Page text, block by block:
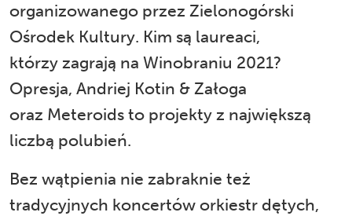
organizowanego przez Zielonogórski
Ośrodek Kultury. Kim są laureaci,
którzy zagrają na Winobraniu 2021?
Opresja, Andriej Kotin & Załoga
oraz Meteroids to projekty z największą
liczbą polubień.
Bez wątpienia nie zabraknie też
tradycyjnych koncertów orkiestr dętych,